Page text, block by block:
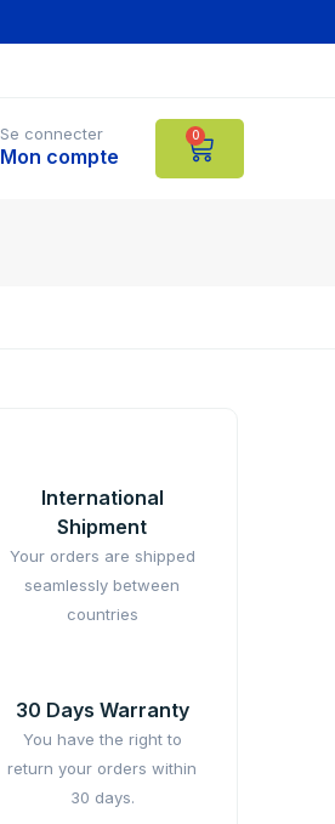
Se connecter
Mon compte
0
International
Shipment
Your orders are shipped
seamlessly between
countries
30 Days Warranty
You have the right to
return your orders within
30 days.